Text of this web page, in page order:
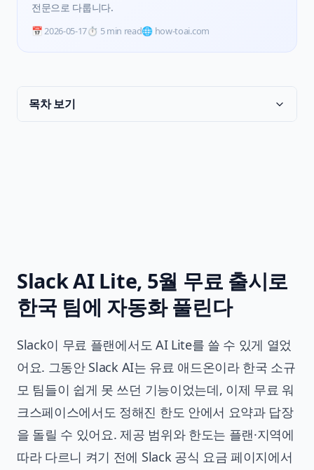
전문으로 다룹니다.
📅2026-05-17⏱️ 5 min read🌐 how-toai.com
목차 보기
Slack AI Lite, 5월 무료 출시로
한국 팀에 자동화 풀린다
Slack이 무료 플랜에서도 AI Lite를 쓸 수 있게 열었
어요. 그동안 Slack AI는 유료 애드온이라 한국 소규
모 팀들이 쉽게 못 쓰던 기능이었는데, 이제 무료 워
크스페이스에서도 정해진 한도 안에서 요약과 답장
을 돌릴 수 있어요. 제공 범위와 한도는 플랜·지역에
따라 다르니 켜기 전에 Slack 공식 요금 페이지에서